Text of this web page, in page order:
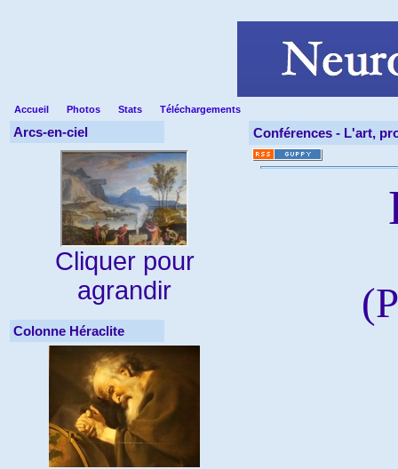
Accueil Photos Stats Téléchargements
Arcs-en-ciel
Cliquer pour
agrandir
Colonne Héraclite
Conférences - L'art,